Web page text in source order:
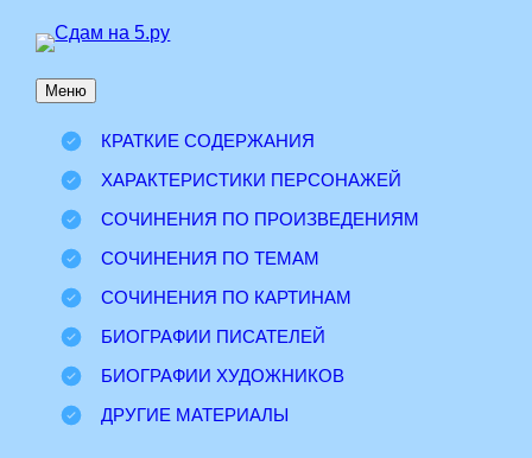
Перейти
содержимому
Меню
КРАТКИЕ СОДЕРЖАНИЯ
ХАРАКТЕРИСТИКИ ПЕРСОНАЖЕЙ
СОЧИНЕНИЯ ПО ПРОИЗВЕДЕНИЯМ
СОЧИНЕНИЯ ПО ТЕМАМ
СОЧИНЕНИЯ ПО КАРТИНАМ
БИОГРАФИИ ПИСАТЕЛЕЙ
БИОГРАФИИ ХУДОЖНИКОВ
ДРУГИЕ МАТЕРИАЛЫ